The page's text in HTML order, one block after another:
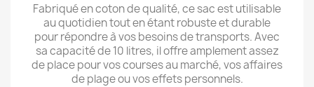
Fabriqué en coton de qualité, ce sac est utilisable
au quotidien tout en étant robuste et durable
pour répondre à vos besoins de transports. Avec
sa capacité de 10 litres, il offre amplement assez
de place pour vos courses au marché, vos affaires
de plage ou vos effets personnels.